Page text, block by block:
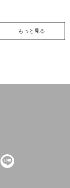
もっと見る